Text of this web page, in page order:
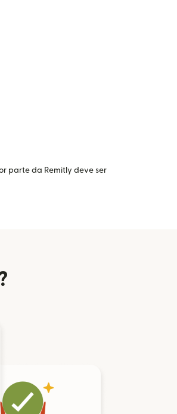
parte da Remitly deve ser